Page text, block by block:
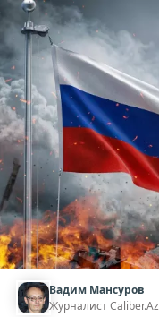
Вадим Мансуров
Журналист Caliber.Az